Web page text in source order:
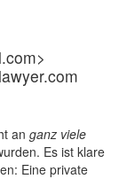
an ganz viele
Es ist klare
Eine private